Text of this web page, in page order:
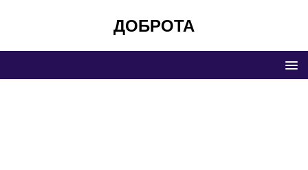
ДОБРОТА